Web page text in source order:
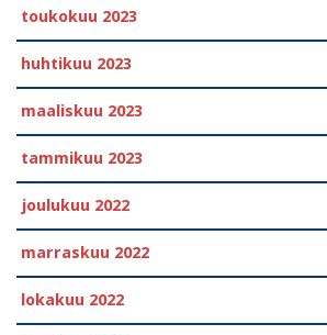
toukokuu 2023
huhtikuu 2023
maaliskuu 2023
tammikuu 2023
joulukuu 2022
marraskuu 2022
lokakuu 2022